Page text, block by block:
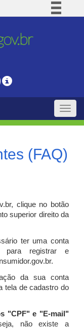
BR
Legislação
Toggle
(FAQ)
clique no botão
superior direito da
ter uma conta
para registrar e
da sua conta
tela de cadastro do
"CPF" e "E-mail"
não existe a